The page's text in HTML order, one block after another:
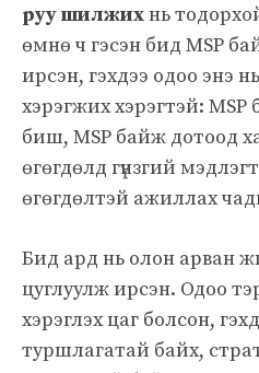
руу шилжихнь
өмнө ч гэсэн бид MSP
ирсэн, гэхдээ одоо энэ
хэрэгжих хэрэгтэй: MSP
биш, MSP байж дотоод
өгөгдөлд гүнзгий
өгөгдөлтэй ажиллах
Бид ард нь олон арван
цуглуулж ирсэн. Одоо
хэрэглэх цаг болсон,
туршлагатай байх,